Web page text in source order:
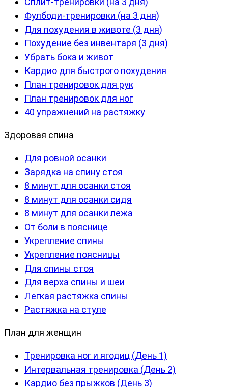
Фулбоди-тренировки (на 3 дня)
Для похудения в животе (3 дня)
Похудение без инвентаря (3 дня)
Убрать бока и живот
Кардио для быстрого похудения
План тренировок для рук
План тренировок для ног
40 упражнений на растяжку
Здоровая спина
Для ровной осанки
Зарядка на спину стоя
8 минут для осанки стоя
8 минут для осанки сидя
8 минут для осанки лежа
От боли в пояснице
Укрепление спины
Укрепление поясницы
Для спины стоя
Для верха спины и шеи
Легкая растяжка спины
Растяжка на стуле
План для женщин
Тренировка ног и ягодиц (День 1)
Интервальная тренировка (День 2)
Кардио без прыжков (День 3)